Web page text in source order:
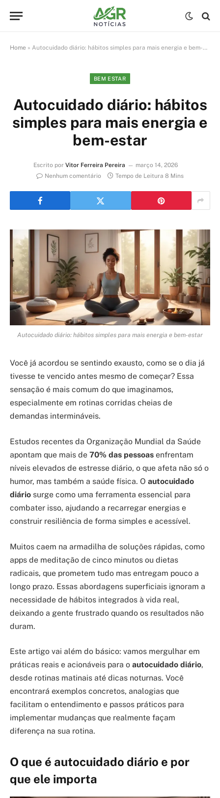
Home » Autocuidado diário: hábitos simples para mais energia e bem-estar
BEM ESTAR
Autocuidado diário: hábitos
simples para mais energia e
bem-estar
Escrito por Vitor Ferreira Pereira
março 14, 2026
Nenhum comentário
Tempo de Leitura 8 Mins
Autocuidado diário: hábitos simples para mais energia e bem-estar
Você já acordou se sentindo exausto, como se o dia já
tivesse te vencido antes mesmo de começar? Essa
sensação é mais comum do que imaginamos,
especialmente em rotinas corridas cheias de
demandas intermináveis.
Estudos recentes da Organização Mundial da Saúde
apontam que mais de 70% das pessoas enfrentam
níveis elevados de estresse diário, o que afeta não só o
humor, mas também a saúde física. O autocuidado
diário surge como uma ferramenta essencial para
combater isso, ajudando a recarregar energias e
construir resiliência de forma simples e acessível.
Muitos caem na armadilha de soluções rápidas, como
apps de meditação de cinco minutos ou dietas
radicais, que prometem tudo mas entregam pouco a
longo prazo. Essas abordagens superficiais ignoram a
necessidade de hábitos integrados à vida real,
deixando a gente frustrado quando os resultados não
duram.
Este artigo vai além do básico: vamos mergulhar em
práticas reais e acionáveis para o autocuidado diário,
desde rotinas matinais até dicas noturnas. Você
encontrará exemplos concretos, analogias que
facilitam o entendimento e passos práticos para
implementar mudanças que realmente façam
diferença na sua rotina.
O que é autocuidado diário e por
que ele importa